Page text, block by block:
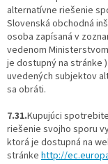
alternatívne riešenie
Slovenská obchodná
osoba zapísaná v
vedenom
je dostupný na stránke
uvedených subjektov
sa obráti.
7.31.Kupujúci
riešenie svojho sporu
ktorá je dostupná na
stránke http://